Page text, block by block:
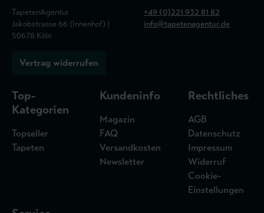
TapetenAgentur
Jakobstrasse 66 (Innenhof) |
50678 Köln
+49 (0)221 932 81 82
info@tapetenagentur.de
Vertrag widerrufen
Top-
Kategorien
Topseller
Tapeten
Kundeninfo
Magazin
FAQ
Versandkosten
Newsletter
Rechtliches
AGB
Datenschutz
Impressum
Widerruf
Cookie-
Einstellungen